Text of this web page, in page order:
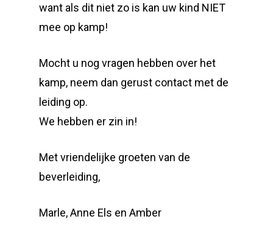
want als dit niet zo is kan uw kind NIET
mee op kamp!
Mocht u nog vragen hebben over het
kamp, neem dan gerust contact met de
leiding op.
We hebben er zin in!
Met vriendelijke groeten van de
beverleiding,
Marle, Anne Els en Amber